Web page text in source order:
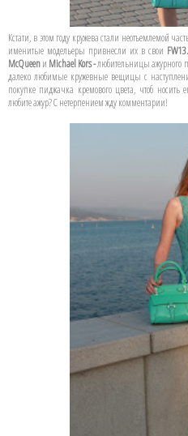
Кстати, в этом году кружева стали неотъемлемой
именитые модельеры привнесли их в свои
McQueenи Michael Kors -любительницы ажурного
далеко любимые кружевные вещицы с
покупке пиджачка кремового цвета, чтоб носить
любите ажур? С нетерпением жду комментарии!